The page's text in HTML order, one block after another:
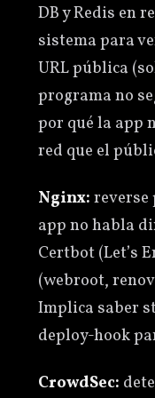
DB y Redis en
sistema para
URL pública
programa no
por qué la app
red que el
Nginx:reverse
app no habla
Certbot (Let’s
(webroot,
Implica saber
deploy-hook
CrowdSec: